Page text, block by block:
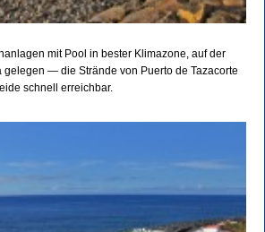
mit Pool in bester Klimazone, auf der
gelegen — die Strände von Puerto de Tazacorte
schnell erreichbar.